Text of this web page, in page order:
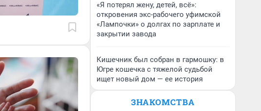
«Я потерял жену, детей, всё»:
откровения экс-рабочего уфимской
«Лампочки» о долгах по зарплате и
закрытии завода
Кишечник был собран в гармошку: в
Югре кошечка с тяжелой судьбой
ищет новый дом — ее история
ЗНАКОМСТВА